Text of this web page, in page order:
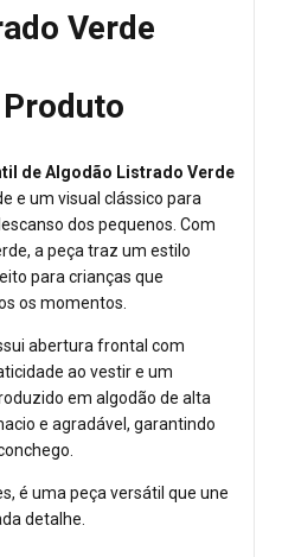
Verde
de Algodão Listrado Verde
e um visual clássico para
dos pequenos. Com
a peça traz um estilo
para crianças que
os momentos.
abertura frontal com
ao vestir e um
em algodão de alta
e agradável, garantindo
é uma peça versátil que une
detalhe.